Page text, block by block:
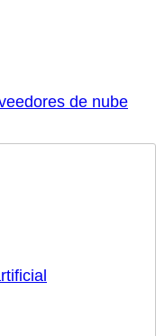
de nube